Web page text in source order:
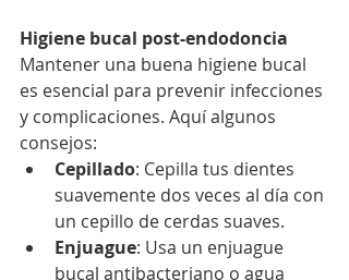
Higiene bucal post-endodoncia
Mantener una buena higiene bucal
es esencial para prevenir infecciones
y complicaciones. Aquí algunos
consejos:
Cepillado: Cepilla tus dientes
suavemente dos veces al día con
un cepillo de cerdas suaves.
Enjuague: Usa un enjuague
bucal antibacteriano o agua